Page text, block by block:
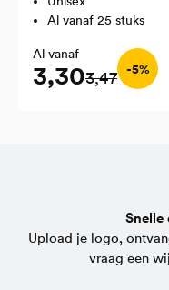
Al vanaf 25 stuks
Al vanaf
3,303,47 -5%
Upload je logo,
vraag een